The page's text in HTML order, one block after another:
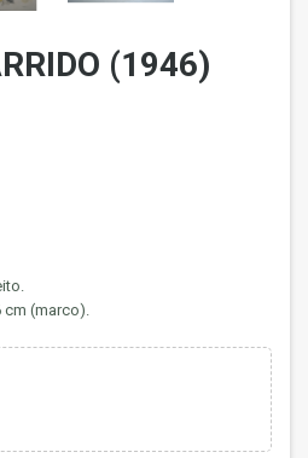
(1946)
cm (marco).